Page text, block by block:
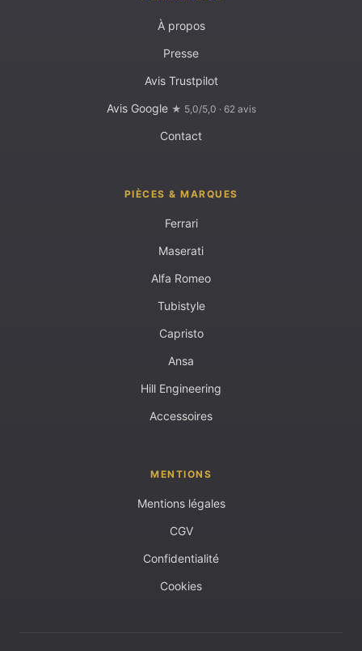
À propos
Presse
Avis Trustpilot
Avis Google ★ 5,0/5,0 · 62 avis
Contact
PIÈCES & MARQUES
Ferrari
Maserati
Alfa Romeo
Tubistyle
Capristo
Ansa
Hill Engineering
Accessoires
MENTIONS
Mentions légales
CGV
Confidentialité
Cookies